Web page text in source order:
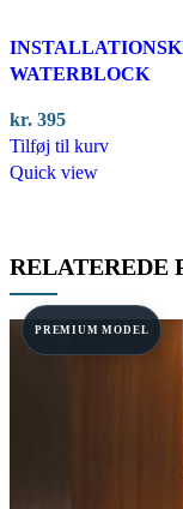
WATERBLOCK
kr. 395
Tilføj til kurv
Quick view
RELATEREDE
PREMIUM MODEL